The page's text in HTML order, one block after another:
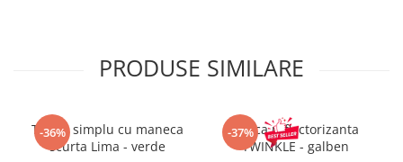
PRODUSE SIMILARE
-36%
Tricou simplu cu maneca
scurta Lima - verde
-37%
Sapca reflectorizanta
TWINKLE - galben